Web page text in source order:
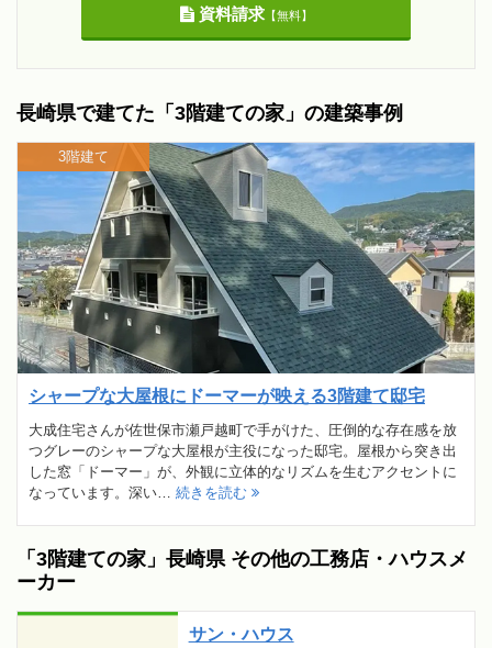
資料請求【無料】
長崎県で建てた「3階建ての家」の建築事例
シャープな大屋根にドーマーが映える3階建て邸宅
大成住宅さんが佐世保市瀬戸越町で手がけた、圧倒的な存在感を放
つグレーのシャープな大屋根が主役になった邸宅。屋根から突き出
した窓「ドーマー」が、外観に立体的なリズムを生むアクセントに
なっています。深い… 続きを読む
3階建て
「3階建ての家」長崎県 その他の工務店・ハウスメ
ーカー
サン・ハウス